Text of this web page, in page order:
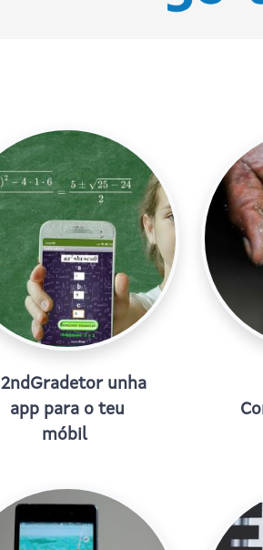
2ndGradetor unha
app para o teu
móbil